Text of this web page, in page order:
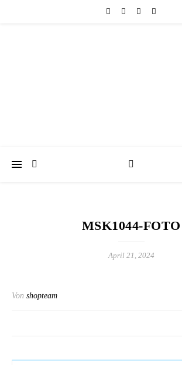
MSK1044-FOTO
April 21, 2024
Von shopteam